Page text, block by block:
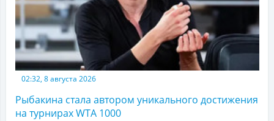
02:32, 8 августа 2026
Рыбакина стала автором уникального достижения
на турнирах WTA 1000